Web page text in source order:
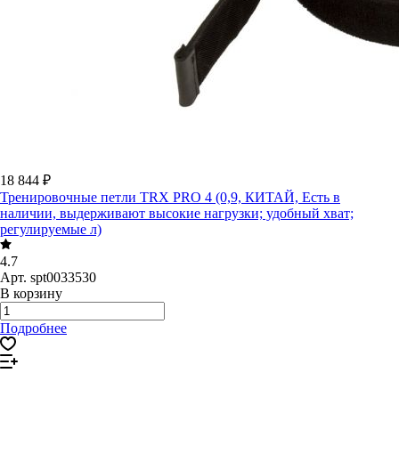
18 844 ₽
Тренировочные петли TRX PRO 4 (0,9, КИТАЙ, Есть в
наличии, выдерживают высокие нагрузки; удобный хват;
регулируемые л)
4.7
Арт. spt0033530
В корзину
Подробнее